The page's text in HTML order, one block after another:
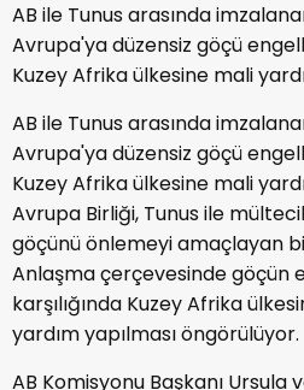
AB ile Tunus arasında
Avrupa'ya düzensiz göçü
Kuzey Afrika ülkesine mali
AB ile Tunus arasında
Avrupa'ya düzensiz göçü
Kuzey Afrika ülkesine mali
Avrupa Birliği, Tunus ile
göçünü önlemeyi amaçlayan
Anlaşma çerçevesinde göçün
karşılığında Kuzey Afrika
yardım yapılması öngörülüyor.
AB Komisyonu Başkanı Ursula